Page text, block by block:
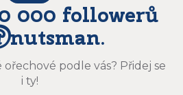
000 followerů
podle vás? Přidej se
i ty!